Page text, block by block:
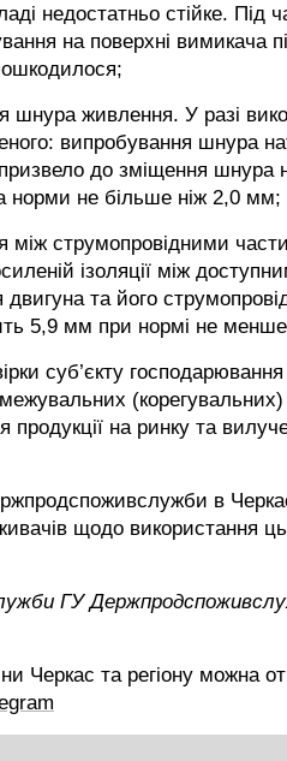
недостатньо стійке. Під
на поверхні вимикача
шнура живлення. У разі
випробування шнура
до зміщення шнура
норми не більше ніж 2,0 мм;
між струмопровідними
ізоляції між
двигуна та його
5,9 мм при нормі не
суб’єкту господарювання
(корегувальних)
на ринку та
в
щодо використання
ГУ
Черкас та регіону можна